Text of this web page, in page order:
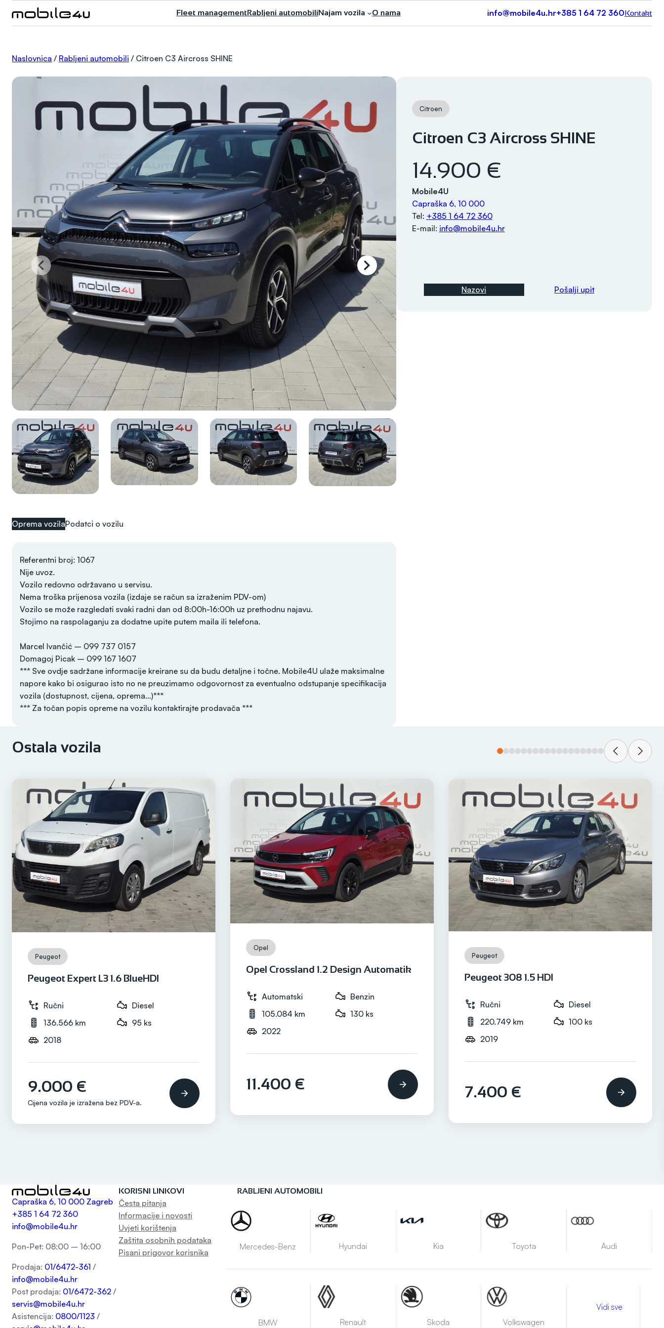
Fleet management Rabljeni automobili Najam vozila O nama info@mobile4u.hr+385 1 64 72 360Kontakt
Naslovnica / Rabljeni automobili / Citroen C3 Aircross SHINE
Citroen
Citroen C3 Aircross SHINE
14.900 €
Mobile4U
Capraška 6, 10 000
Tel: +385 1 64 72 360
E-mail: info@mobile4u.hr
Nazovi Pošalji upit
Oprema vozilaPodatci o vozilu
Referentni broj: 1067
Nije uvoz.
Vozilo redovno održavano u servisu.
Nema troška prijenosa vozila (izdaje se račun sa izraženim PDV-om)
Vozilo se može razgledati svaki radni dan od 8:00h-16:00h uz prethodnu najavu.
Stojimo na raspolaganju za dodatne upite putem maila ili telefona.
Marcel Ivančić – 099 737 0157
Domagoj Picak – 099 167 1607
*** Sve ovdje sadržane informacije kreirane su da budu detaljne i točne. Mobile4U ulaže maksimalne
napore kako bi osigurao isto no ne preuzimamo odgovornost za eventualno odstupanje specifikacija
vozila (dostupnost, cijena, oprema…)***
*** Za točan popis opreme na vozilu kontaktirajte prodavača ***
Godina
Registriran do /
Prijeđeni kilometri 51.493 km
Motor Benzin
Snaga motora 110 ks
Mjenjač
Ostala vozila
Peugeot
Peugeot Expert L3 1.6 BlueHDI
Ručni
Diesel
136.566 km
95 ks
2018
9.000 €
Cijena vozila je izražena bez PDV-a.
Opel
Opel Crossland 1.2 Design Automatik
Automatski
Benzin
105.084 km
130 ks
2022
11.400 €
Peugeot
Peugeot 308 1.5 HDI
Ručni
Diesel
220.749 km
100 ks
2019
7.400 €
Capraška 6, 10 000 Zagreb
+385 1 64 72 360
info@mobile4u.hr
Pon-Pet: 08:00 – 16:00
Prodaja: 01/6472-361 /
info@mobile4u.hr
Post prodaja: 01/6472-362 /
servis@mobile4u.hr
Asistencija: 0800/1123 /
KORISNI LINKOVI
Česta pitanja
Informacije i novosti
Uvjeti korištenja
Zaštita osobnih podataka
Pisani prigovor korisnika
RABLJENI AUTOMOBILI
Mercedes-Benz Hyundai Kia Toyota Audi
BMW Renault Skoda Volkswagen
Vidi sve